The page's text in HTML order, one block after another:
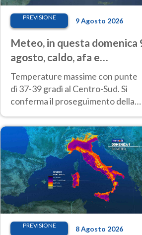
PREVISIONE 9 Agosto 2026
Meteo, in questa domenica
agosto, caldo, afa e
temporali di calore
Temperature massime con punte
di 37-39 gradi al Centro-Sud. Si
conferma il proseguimento della
weekend di Ferragosto
PREVISIONE 8 Agosto 2026